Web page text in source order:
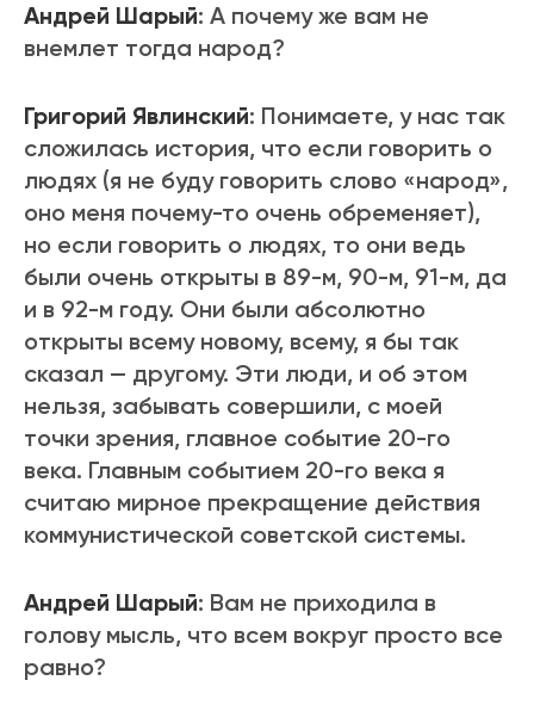
Андрей Шарый: А почему же вам не
внемлет тогда народ?
Григорий Явлинский: Понимаете, у нас так
сложилась история, что если говорить о
людях (я не буду говорить слово «народ»,
оно меня почему-то очень обременяет),
но если говорить о людях, то они ведь
были очень открыты в 89-м, 90-м, 91-м, да
и в 92-м году. Они были абсолютно
открыты всему новому, всему, я бы так
сказал — другому. Эти люди, и об этом
нельзя, забывать совершили, с моей
точки зрения, главное событие 20-го
века. Главным событием 20-го века я
считаю мирное прекращение действия
коммунистической советской системы.
Андрей Шарый: Вам не приходила в
голову мысль, что всем вокруг просто все
равно?